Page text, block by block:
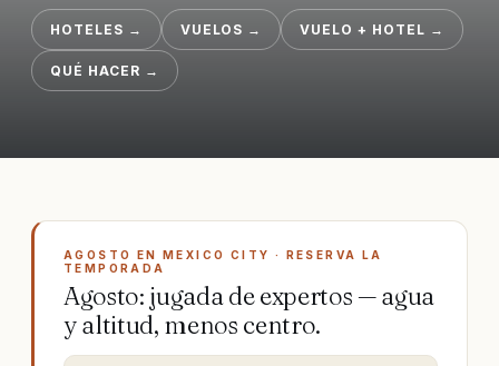
HOTELES → VUELOS → VUELO + HOTEL →
QUÉ HACER →
AGOSTO EN MEXICO CITY · RESERVA LA
TEMPORADA
Agosto: jugada de expertos — agua
y altitud, menos centro.